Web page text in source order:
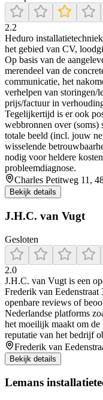
2.2
Heduro
het gebied van CV,
Op basis van de
merendeel van de
communicatie, het
verhelpen van storingen/
prijs/factuur in
Tegelijkertijd is er ook
webbronnen over (soms)
totale beeld (incl. jouw
wisselende
nodig voor heldere
probleemdiagnose.
Charles Petitweg 11,
Bekijk details
J.H.C. van Vugt
Gesloten
2.0
J.H.C. van Vugt is een
Frederik van
openbare reviews of
Nederlandse platforms
het moeilijk maakt om
reputatie van het bedrijf
Frederik van
Bekijk details
Lemans